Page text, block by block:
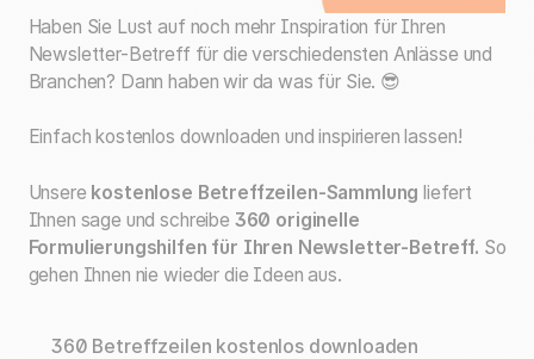
Haben Sie Lust auf noch mehr Inspiration für Ihren
Newsletter-Betreff für die verschiedensten Anlässe und
Branchen? Dann haben wir da was für Sie. 😎
Einfach kostenlos downloaden und inspirieren lassen!
Unsere kostenlose Betreffzeilen-Sammlung liefert
Ihnen sage und schreibe 360 originelle
Formulierungshilfen für Ihren Newsletter-Betreff. So
gehen Ihnen nie wieder die Ideen aus.
360 Betreffzeilen kostenlos downloaden